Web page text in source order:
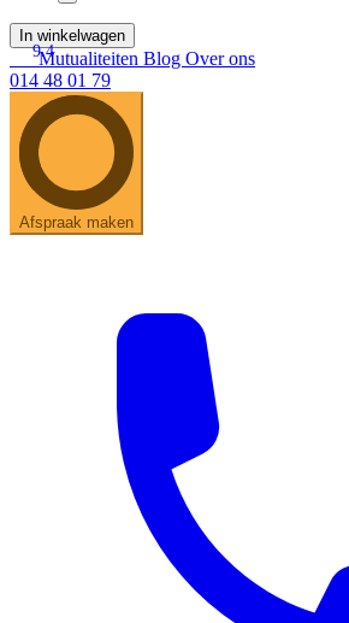
In winkelwagen
9.4
Mutualiteiten Blog Over ons
014 48 01 79
Afspraak maken